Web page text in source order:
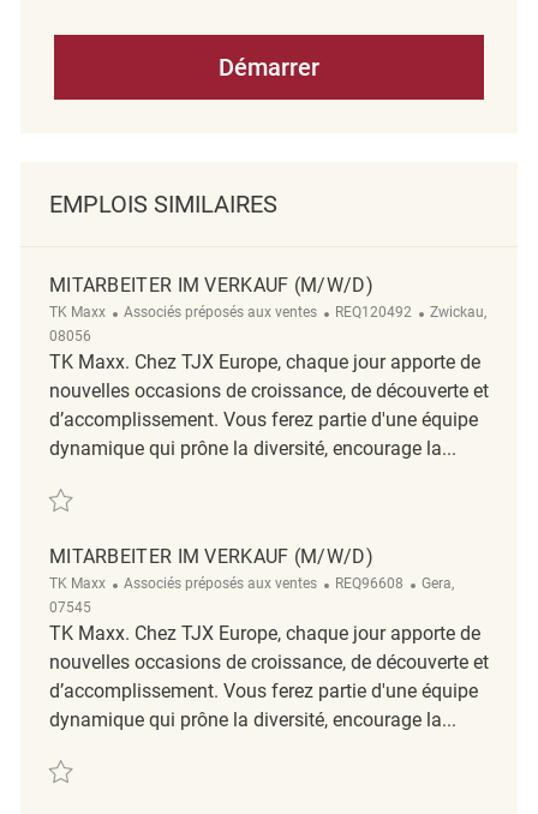
Démarrer
EMPLOIS SIMILAIRES
MITARBEITER IM VERKAUF (M/W/D)
TK Maxx Catégorie
Associés préposés aux ventes ReqId
REQ120492 Emplacement
Zwickau,
08056
TK Maxx. Chez TJX Europe, chaque jour apporte de
nouvelles occasions de croissance, de découverte et
d’accomplissement. Vous ferez partie d'une équipe
dynamique qui prône la diversité, encourage la...
Sauvegarder Mitarbeiter im Verkauf (m/w/d) REQ120492
MITARBEITER IM VERKAUF (M/W/D)
TK Maxx Catégorie
Associés préposés aux ventes ReqId
REQ96608 Emplacement
Gera,
07545
TK Maxx. Chez TJX Europe, chaque jour apporte de
nouvelles occasions de croissance, de découverte et
d’accomplissement. Vous ferez partie d'une équipe
dynamique qui prône la diversité, encourage la...
Sauvegarder Mitarbeiter im Verkauf (m/w/d) REQ96608